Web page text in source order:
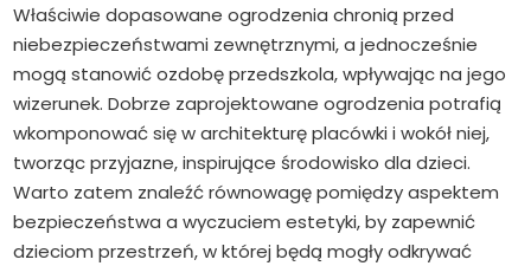
Właściwie dopasowane ogrodzenia chronią przed
niebezpieczeństwami zewnętrznymi, a jednocześnie
mogą stanowić ozdobę przedszkola, wpływając na jego
wizerunek. Dobrze zaprojektowane ogrodzenia potrafią
wkomponować się w architekturę placówki i wokół niej,
tworząc przyjazne, inspirujące środowisko dla dzieci.
Warto zatem znaleźć równowagę pomiędzy aspektem
bezpieczeństwa a wyczuciem estetyki, by zapewnić
dzieciom przestrzeń, w której będą mogły odkrywać